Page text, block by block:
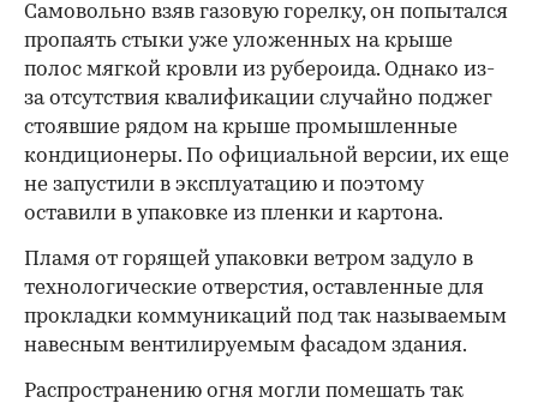
Самовольно взяв газовую горелку, он попытался
пропаять стыки уже уложенных на крыше
полос мягкой кровли из рубероида. Однако из-
за отсутствия квалификации случайно поджег
стоявшие рядом на крыше промышленные
кондиционеры. По официальной версии, их еще
не запустили в эксплуатацию и поэтому
оставили в упаковке из пленки и картона.
Пламя от горящей упаковки ветром задуло в
технологические отверстия, оставленные для
прокладки коммуникаций под так называемым
навесным вентилируемым фасадом здания.
Распространению огня могли помешать так